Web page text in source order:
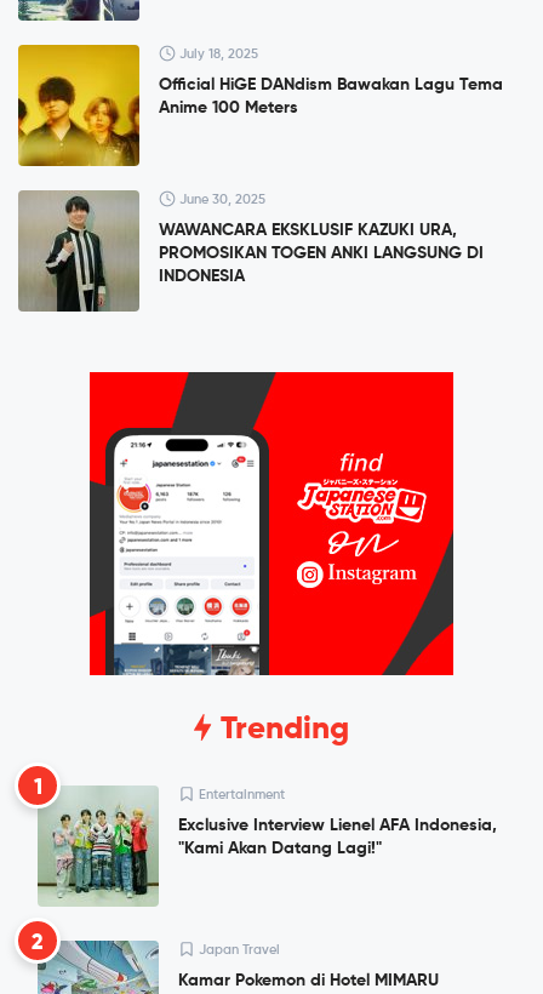
July 18, 2025
Official HiGE DANdism Bawakan Lagu Tema
Anime 100 Meters
June 30, 2025
WAWANCARA EKSKLUSIF KAZUKI URA,
PROMOSIKAN TOGEN ANKI LANGSUNG DI
INDONESIA
Trending
1 Entertainment
Exclusive Interview Lienel AFA Indonesia,
"Kami Akan Datang Lagi!"
2 Japan Travel
Kamar Pokemon di Hotel MIMARU